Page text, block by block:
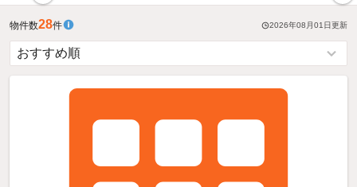
物件数28件 2026年08月01日更新